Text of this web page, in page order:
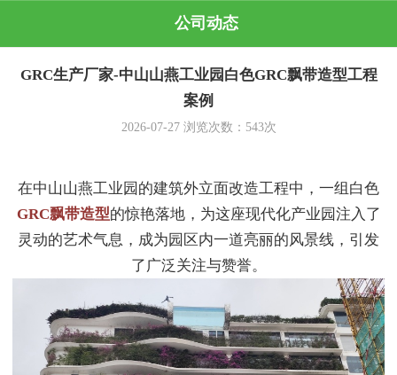
公司动态
GRC生产厂家-中山山燕工业园白色GRC飘带造型工程
案例
2026-07-27浏览次数： 543次
在中山山燕工业园的建筑外立面改造工程中，一组白色
GRC飘带造型的惊艳落地，为这座现代化产业园注入了
灵动的艺术气息，成为园区内一道亮丽的风景线，引发
了广泛关注与赞誉。